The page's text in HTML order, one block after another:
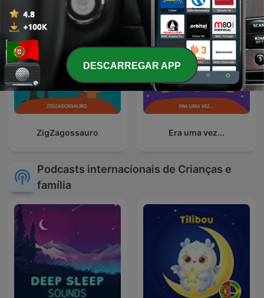
ZigZagossauro Era uma vez...
Podcasts internacionais de Crianças e
família
DESCARREGAR APP